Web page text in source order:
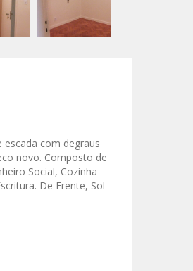
com degraus
novo. Composto de
Social, Cozinha
De Frente, Sol